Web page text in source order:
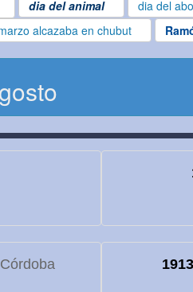
dia del animal dia del
alcazaba en chubut
1913